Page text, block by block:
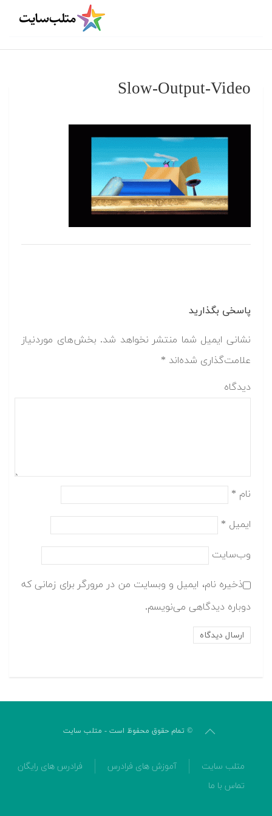
Slow-Output-Video
پاسخی بگذارید
نشانی ایمیل شما منتشر نخواهد شد. بخش‌های موردنیاز
علامت‌گذاری شده‌اند *
دیدگاه
نام *
ایمیل *
وب‌سایت
ذخیره نام، ایمیل و وبسایت من در مرورگر برای زمانی که
دوباره دیدگاهی می‌نویسم.
© تمام حقوق محفوظ است - متلب سایت
متلب سایت آموزش های فرادرس
فرادرس های رایگان
تماس با ما